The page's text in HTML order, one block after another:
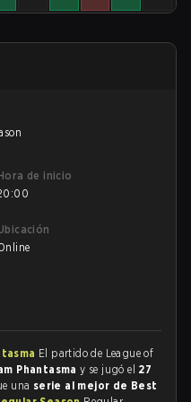
de inicio
El partido de League of
Phantasmay se jugó el 27
una serie al mejor de Best